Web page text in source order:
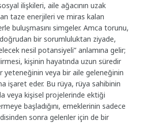
ilişkileri, aile ağacının uzak
taze enerjileri ve miras kalan
buluşmasını simgeler. Amca torunu,
bir sorumluluktan ziyade,
nesil potansiyeli” anlamına gelir;
kişinin hayatında uzun süredir
yeteneğinin veya bir aile geleneğinin
işaret eder. Bu rüya, rüya sahibinin
veya kişisel projelerinde ektiği
başladığını, emeklerinin sadece
sonra gelenler için de bir